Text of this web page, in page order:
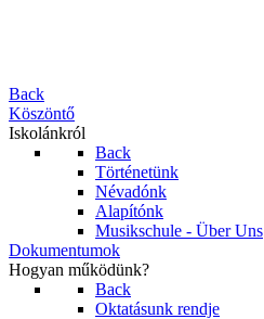
Back
Köszöntő
Iskolánkról
Back
Történetünk
Névadónk
Alapítónk
Musikschule - Über Uns
Dokumentumok
Hogyan működünk?
Back
Oktatásunk rendje